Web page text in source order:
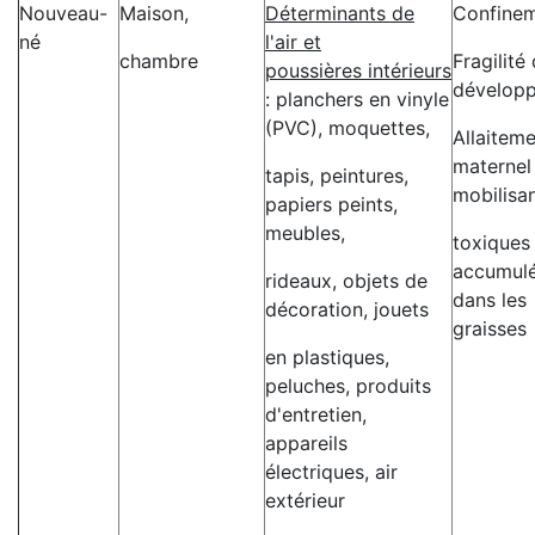
Nouveau-
né
Maison,
chambre
Déterminants de
l'air et
poussières intérieurs
: planchers en vinyle
(PVC), moquettes,
tapis, peintures,
papiers peints,
meubles,
rideaux, objets de
décoration, jouets
en plastiques,
peluches, produits
d'entretien,
appareils
électriques, air
extérieur
Fragilité
maternel
toxiques
dans les
graisses